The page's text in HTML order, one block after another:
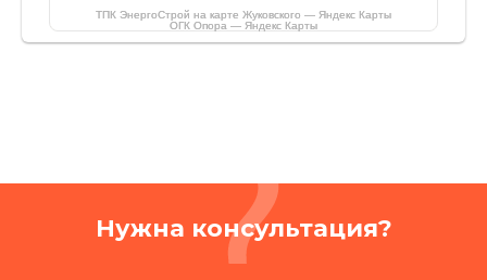
ТПК ЭнергоСтрой на карте Жуковского — Яндекс Карты
ОГК Опора — Яндекс Карты
Нужна консультация?